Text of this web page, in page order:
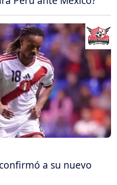
a su nuevo